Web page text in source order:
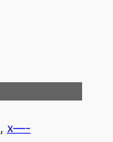
, x—-